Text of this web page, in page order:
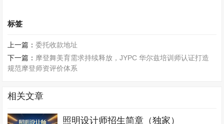
标签
上一篇：委托收款地址
下一篇： 摩登舞美育需求持续释放，JYPC 华尔兹培训师认证打造
规范摩登师资评价体系
相关文章
照明设计师招生简章（独家）